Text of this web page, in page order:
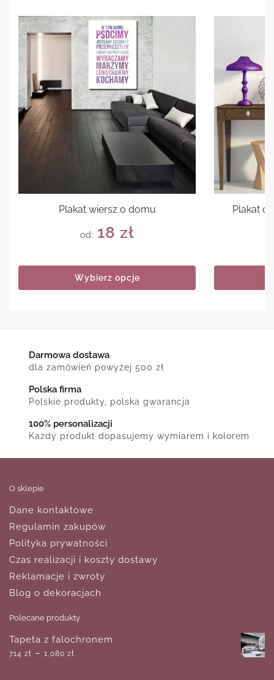
Plakat wiersz o domu
od: 18 zł
Wybierz opcje
Plakat
Darmowa dostawa
dla zamówień powyżej 500 zł
Polska firma
Polskie produkty, polska gwarancja
100% personalizacji
Każdy produkt dopasujemy wymiarem i kolorem
O sklepie
Dane kontaktowe
Regulamin zakupów
Polityka prywatności
Czas realizacji i koszty dostawy
Reklamacje i zwroty
Blog o dekoracjach
Polecane produkty
Tapeta z falochronem
714 zł – 1,080 zł